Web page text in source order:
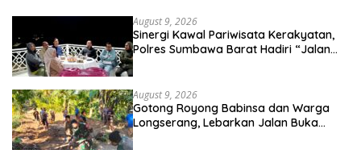
August 9, 2026
Sinergi Kawal Pariwisata Kerakyatan,
Polres Sumbawa Barat Hadiri “Jalan
August 9, 2026
Gotong Royong Babinsa dan Warga
Longserang, Lebarkan Jalan Buka